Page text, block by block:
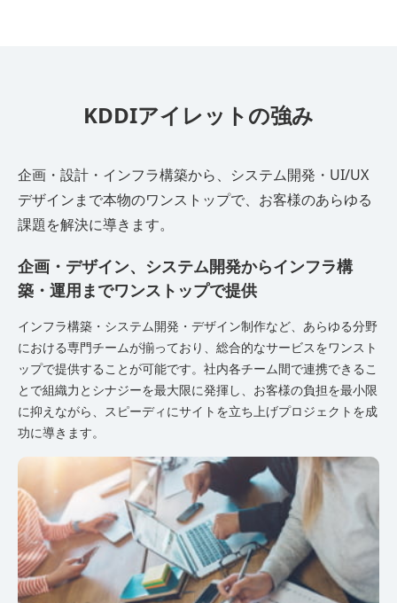
KDDIアイレットの強み
企画・設計・インフラ構築から、システム開発・UI/UX
デザインまで本物のワンストップで、お客様のあらゆる
課題を解決に導きます。
企画・デザイン、システム開発からインフラ構
築・運用までワンストップで提供
インフラ構築・システム開発・デザイン制作など、あらゆる分野
における専門チームが揃っており、総合的なサービスをワンスト
ップで提供することが可能です。社内各チーム間で連携できるこ
とで組織力とシナジーを最大限に発揮し、お客様の負担を最小限
に抑えながら、スピーディにサイトを立ち上げプロジェクトを成
功に導きます。